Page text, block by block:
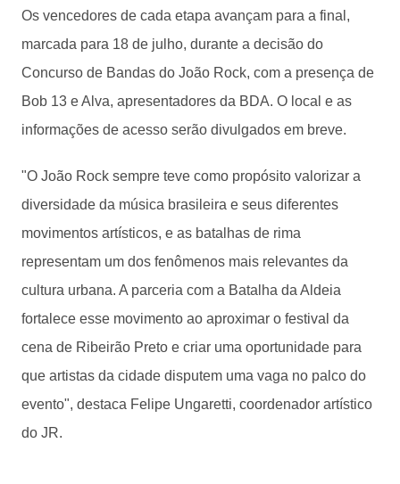
Os vencedores de cada etapa avançam para a final,
marcada para 18 de julho, durante a decisão do
Concurso de Bandas do João Rock, com a presença de
Bob 13 e Alva, apresentadores da BDA. O local e as
informações de acesso serão divulgados em breve.
"O João Rock sempre teve como propósito valorizar a
diversidade da música brasileira e seus diferentes
movimentos artísticos, e as batalhas de rima
representam um dos fenômenos mais relevantes da
cultura urbana. A parceria com a Batalha da Aldeia
fortalece esse movimento ao aproximar o festival da
cena de Ribeirão Preto e criar uma oportunidade para
que artistas da cidade disputem uma vaga no palco do
evento", destaca Felipe Ungaretti, coordenador artístico
do JR.